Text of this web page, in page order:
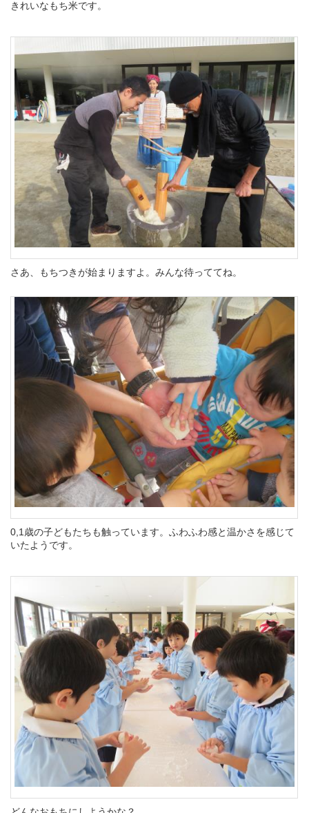
きれいなもち米です。
さあ、もちつきが始まりますよ。みんな待っててね。
0,1歳の子どもたちも触っています。ふわふわ感と温かさを感じて
いたようです。